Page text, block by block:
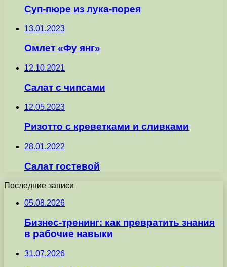
Суп-пюре из лука-порея
13.01.2023
Омлет «Фу янг»
12.10.2021
Салат с чипсами
12.05.2023
Ризотто с креветками и сливками
28.01.2022
Салат гостевой
Последние записи
05.08.2026
Бизнес-тренинг: как превратить знания
в рабочие навыки
31.07.2026